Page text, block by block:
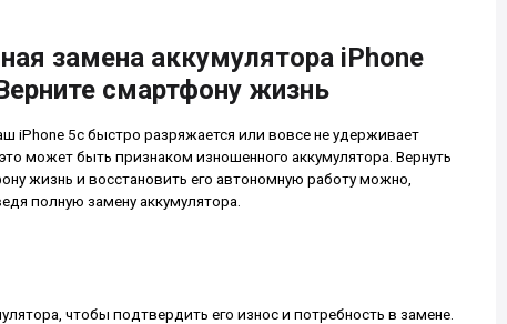
замена аккумулятора iPhone
смартфону жизнь
iPhone 5c быстро разряжается или вовсе не удерживает
может быть признаком изношенного аккумулятора. Вернуть
жизнь и восстановить его автономную работу можно,
полную замену аккумулятора.
чтобы подтвердить его износ и потребность в замене.